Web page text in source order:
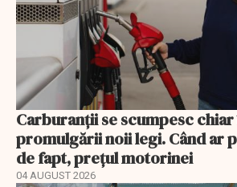
Carburanții se scumpesc chiar
promulgării noii legi. Când ar
de fapt, prețul motorinei
04 AUGUST 2026